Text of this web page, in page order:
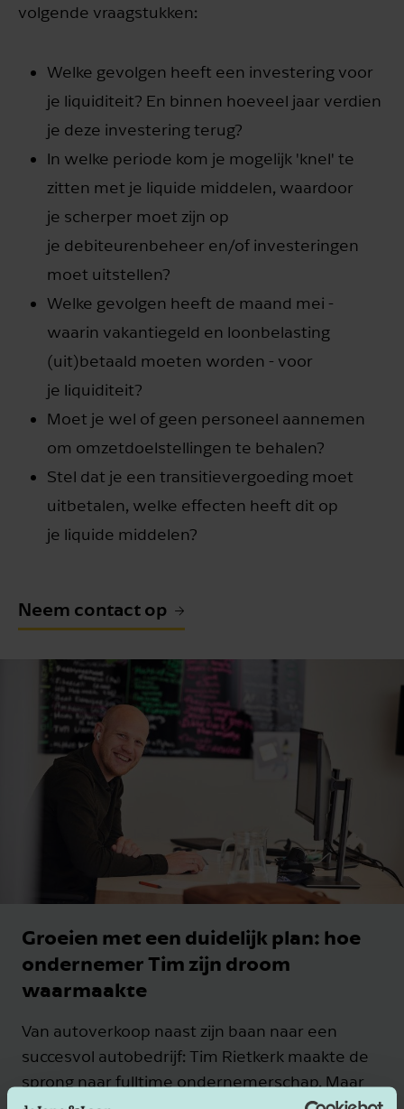
volgende vraagstukken:
Welke gevolgen heeft een investering voor
je liquiditeit? En binnen hoeveel jaar verdien
je deze investering terug?
In welke periode kom je mogelijk 'knel' te
zitten met je liquide middelen, waardoor
je scherper moet zijn op
je debiteurenbeheer en/of investeringen
moet uitstellen?
Welke gevolgen heeft de maand mei -
waarin vakantiegeld en loonbelasting
(uit)betaald moeten worden - voor
je liquiditeit?
Moet je wel of geen personeel aannemen
om omzetdoelstellingen te behalen?
Stel dat je een transitievergoeding moet
uitbetalen, welke effecten heeft dit op
je liquide middelen?
Neem contact op
Groeien met een duidelijk plan: hoe
ondernemer Tim zijn droom
waarmaakte
Van autoverkoop naast zijn baan naar een
succesvol autobedrijf: Tim Rietkerk maakte de
sprong naar fulltime ondernemerschap. Maar